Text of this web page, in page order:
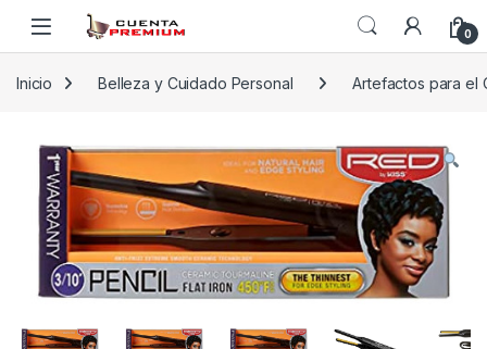
Skip to navigation
Skip to content
0
Inicio Belleza y Cuidado Personal Artefactos para el